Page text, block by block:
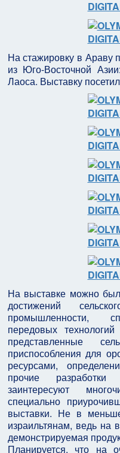
На стажировку в Араву
из Юго-Восточной
Лаоса. Выставку
На выставке можно
достижений
промышленности,
передовых
представленные
приспособления для
ресурсами,
прочие разработки
заинтересуют
специально
выставки. Не в
израильтянам, ведь на
демонстрируемая
Планируется, что на